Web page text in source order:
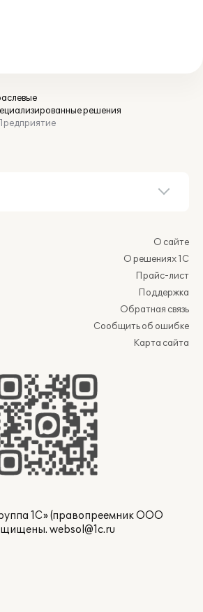
решения
О сайте
О решениях 1С
Прайс-лист
Поддержка
Обратная связь
Сообщить об ошибке
Карта сайта
1С» (правопреемник ООО
websol@1c.ru